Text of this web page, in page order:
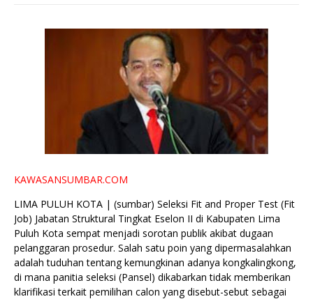
KAWASANSUMBAR.COM
LIMA PULUH KOTA | (sumbar) Seleksi Fit and Proper Test (Fit
Job) Jabatan Struktural Tingkat Eselon II di Kabupaten Lima
Puluh Kota sempat menjadi sorotan publik akibat dugaan
pelanggaran prosedur. Salah satu poin yang dipermasalahkan
adalah tuduhan tentang kemungkinan adanya kongkalingkong,
di mana panitia seleksi (Pansel) dikabarkan tidak memberikan
klarifikasi terkait pemilihan calon yang disebut-sebut sebagai